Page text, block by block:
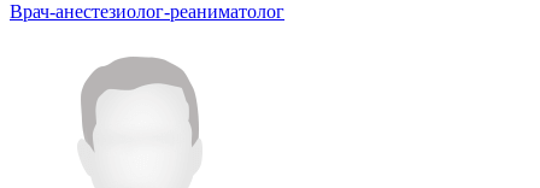
Врач-анестезиолог-реаниматолог